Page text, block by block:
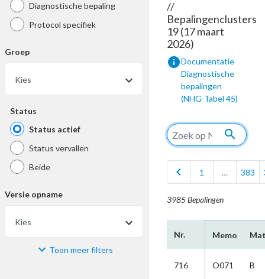
Diagnostische bepaling
Protocol specifiek
Groep
Kies
Status
Status actief
Status vervallen
Beide
Versie opname
Kies
Materiaal Toon meer filters
//
Bepalingenclusters
19 (17 maart
2026)
infoDocumentatie
Diagnostische
bepalingen
(NHG-Tabel 45)
search
chevron_left 1 … 383
3985 Bepalingen
Nr. Memo
716 O071 B